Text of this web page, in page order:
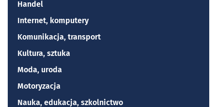
Handel
Internet, komputery
Komunikacja, transport
Kultura, sztuka
Moda, uroda
Motoryzacja
Nauka, edukacja, szkolnictwo